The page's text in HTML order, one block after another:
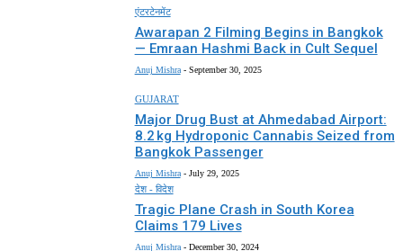
एंटरटेनमेंट
Awarapan 2 Filming Begins in Bangkok
— Emraan Hashmi Back in Cult Sequel
Anuj Mishra - September 30, 2025
GUJARAT
Major Drug Bust at Ahmedabad Airport:
8.2 kg Hydroponic Cannabis Seized from
Bangkok Passenger
Anuj Mishra - July 29, 2025
देश - विदेश
Tragic Plane Crash in South Korea
Claims 179 Lives
Anuj Mishra - December 30, 2024